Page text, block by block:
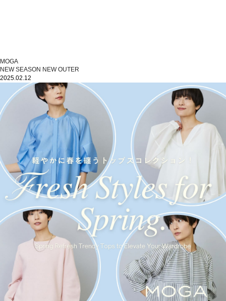
MOGA
NEW SEASON NEW OUTER
2025.02.12